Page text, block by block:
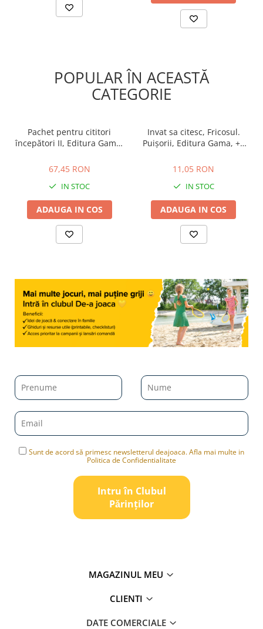
POPULAR ÎN ACEASTĂ
CATEGORIE
Pachet pentru cititori
începători II, Editura Gama,
67,45 RON
IN STOC
ADAUGA IN COS
Invat sa citesc, Fricosul.
Puișorii, Editura Gama, +5
11,05 RON
IN STOC
ADAUGA IN COS
Sunt de acord să primesc newsletterul deajoaca. Afla mai multe in
Politica de Confidentialitate
Intru în Clubul
Pǎrinților
MAGAZINUL MEU
CLIENTI
DATE COMERCIALE